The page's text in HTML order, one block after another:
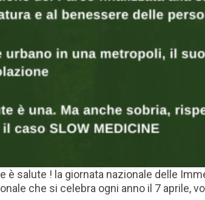
salute ! la giornata nazionale delle
che si celebra ogni anno il 7 aprile,